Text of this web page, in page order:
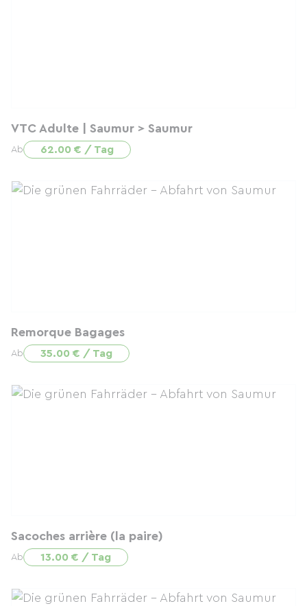
VTC Adulte | Saumur > Saumur
Ab 62.00 € / Tag
Remorque Bagages
Ab 35.00 € / Tag
Sacoches arrière (la paire)
Ab 13.00 € / Tag